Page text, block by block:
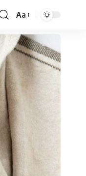
Font
Resizer
Aa